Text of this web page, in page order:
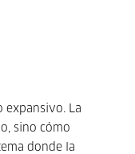
expansivo. La
sino cómo
donde la